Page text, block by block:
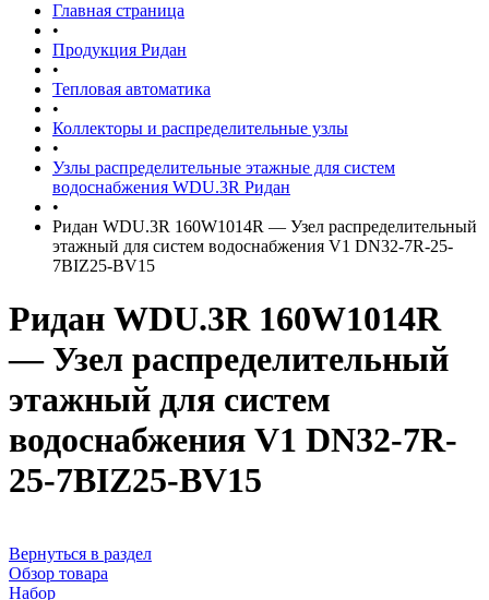
Главная страница
•
Продукция Ридан
•
Тепловая автоматика
•
Коллекторы и распределительные узлы
•
Узлы распределительные этажные для систем
водоснабжения WDU.3R Ридан
•
Ридан WDU.3R 160W1014R — Узел распределительный
этажный для систем водоснабжения V1 DN32-7R-25-
7BIZ25-BV15
Ридан WDU.3R 160W1014R
— Узел распределительный
этажный для систем
водоснабжения V1 DN32-7R-
25-7BIZ25-BV15
Вернуться в раздел
Обзор товара
Набор